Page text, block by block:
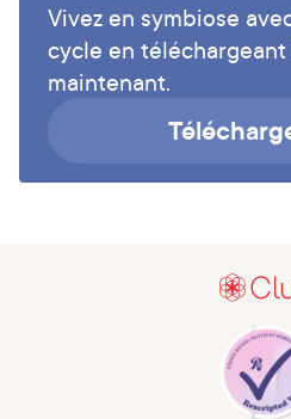
Vivez en symbiose
cycle en
maintenant.